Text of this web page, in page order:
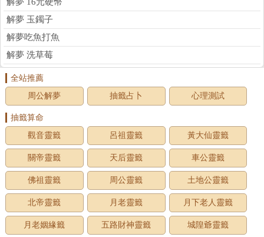
解夢 16元硬幣
解夢 玉鐲子
解夢吃魚打魚
解夢 洗草莓
全站推薦
周公解夢
抽籤占卜 心理測試
抽籤算命
觀音靈籤
呂祖靈籤 黃大仙靈籤
關帝靈籤 天后靈籤 車公靈籤
佛祖靈籤 周公靈籤 土地公靈籤
北帝靈籤 月老靈籤 月下老人靈籤
月老姻緣籤 五路財神靈籤 城隍爺靈籤